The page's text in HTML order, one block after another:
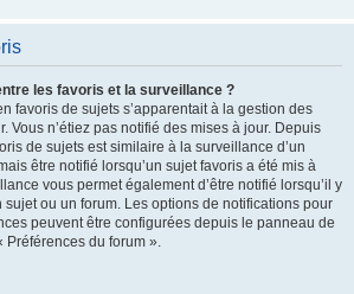
les favoris et la surveillance ?
favoris de sujets s’apparentait à la gestion des
Vous n’étiez pas notifié des mises à jour. Depuis
de sujets est similaire à la surveillance d’un
être notifié lorsqu’un sujet favoris a été mis à
vous permet également d’être notifié lorsqu’il y
ou un forum. Les options de notifications pour
peuvent être configurées depuis le panneau de
Préférences du forum ».